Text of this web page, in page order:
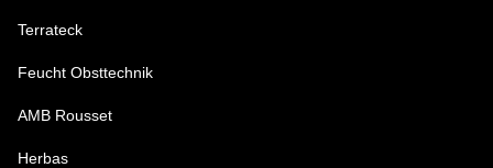
Terrateck
Feucht Obsttechnik
AMB Rousset
Herbas